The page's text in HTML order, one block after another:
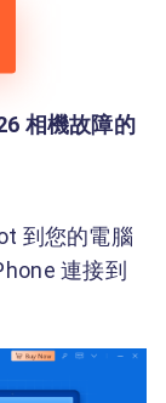
相機故障的
到您的電腦
連接到